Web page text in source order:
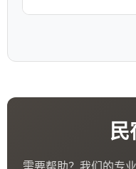
需要帮助？我们的专